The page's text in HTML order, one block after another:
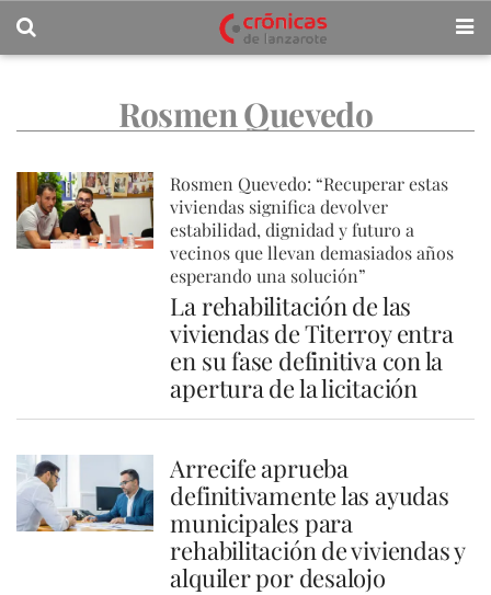
Rosmen Quevedo
Rosmen Quevedo: “Recuperar estas
viviendas significa devolver
estabilidad, dignidad y futuro a
vecinos que llevan demasiados años
esperando una solución”
La rehabilitación de las
viviendas de Titerroy entra
en su fase definitiva con la
apertura de la licitación
Arrecife aprueba
definitivamente las ayudas
municipales para
rehabilitación de viviendas y
alquiler por desalojo